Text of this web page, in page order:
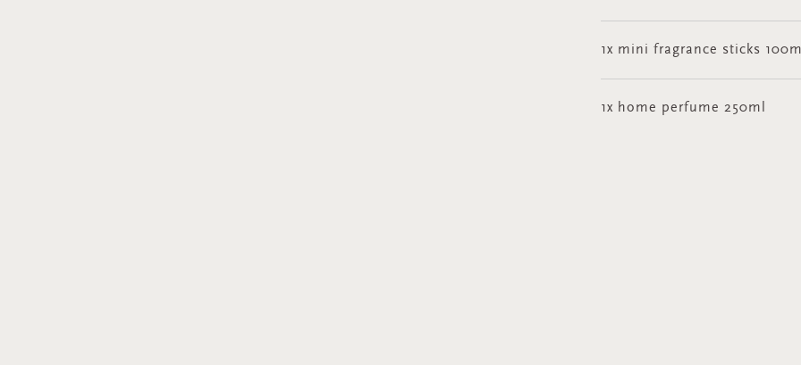
1x mini fragrance sticks 100ml
1x home perfume 250ml